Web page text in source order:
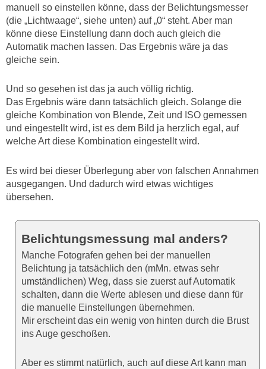
manuell so einstellen könne, dass der Belichtungsmesser
(die „Lichtwaage“, siehe unten) auf „0“ steht. Aber man
könne diese Einstellung dann doch auch gleich die
Automatik machen lassen. Das Ergebnis wäre ja das
gleiche sein.
Und so gesehen ist das ja auch völlig richtig.
Das Ergebnis wäre dann tatsächlich gleich. Solange die
gleiche Kombination von Blende, Zeit und ISO gemessen
und eingestellt wird, ist es dem Bild ja herzlich egal, auf
welche Art diese Kombination eingestellt wird.
Es wird bei dieser Überlegung aber von falschen Annahmen
ausgegangen. Und dadurch wird etwas wichtiges
übersehen.
Belichtungsmessung mal anders?
Manche Fotografen gehen bei der manuellen
Belichtung ja tatsächlich den (mMn. etwas sehr
umständlichen) Weg, dass sie zuerst auf Automatik
schalten, dann die Werte ablesen und diese dann für
die manuelle Einstellungen übernehmen.
Mir erscheint das ein wenig von hinten durch die Brust
ins Auge geschoßen.
Aber es stimmt natürlich, auch auf diese Art kann man